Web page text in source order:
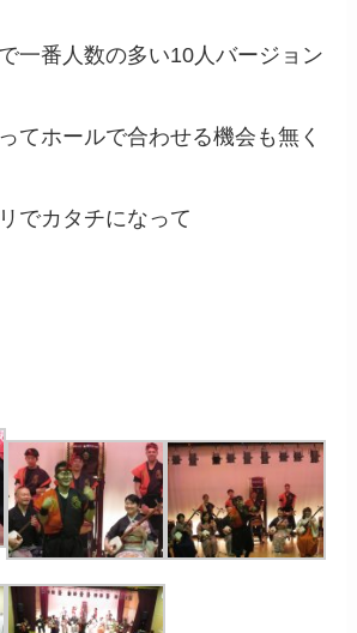
一番人数の多い10人バージョン
てホールで合わせる機会も無く
でカタチになって